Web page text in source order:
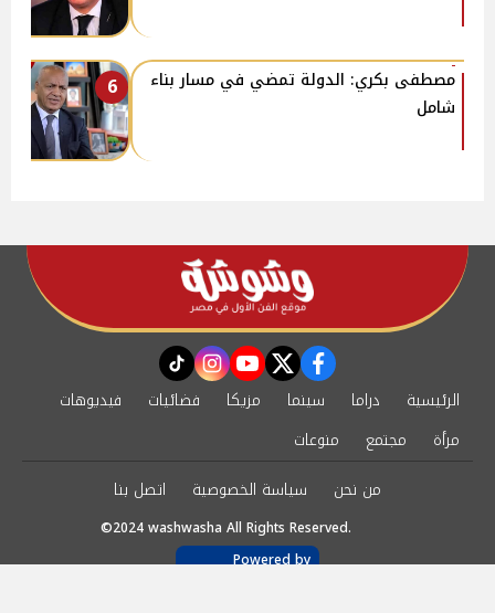
6
مصطفى بكري: الدولة تمضي في مسار بناء
شامل
facebook
twitter
youtube
instagram
tiktok
الرئيسية دراما سينما مزيكا فضائيات
فيديوهات
مرأة
مجتمع
منوعات
من نحن
سياسة الخصوصية اتصل بنا
©2024 washwasha All Rights Reserved.
Powered by